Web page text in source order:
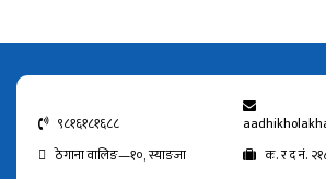
९८१६१८१६८८
ठेगाना वालिङ—१०, स्याङजा
क. र द नं.